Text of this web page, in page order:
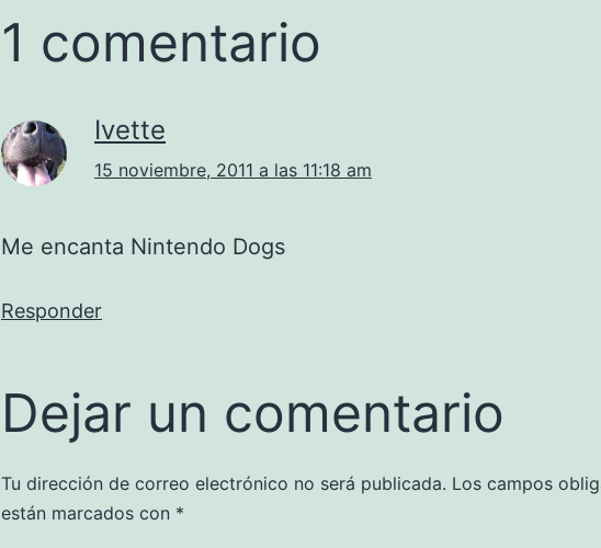
1 comentario
Ivette
15 noviembre, 2011 a las 11:18 am
Me encanta Nintendo Dogs
Responder
Dejar un comentario
Tu dirección de correo electrónico no será publicada. Los campos
están marcados con *